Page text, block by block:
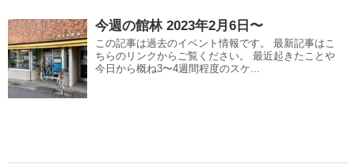
今週の館林 2023年2月6日〜
この記事は過去のイベント情報です。 最新記事はこ
ちらのリンクからご覧ください。 最近起きたことや
今日から概ね3〜4週間程度のスケ...